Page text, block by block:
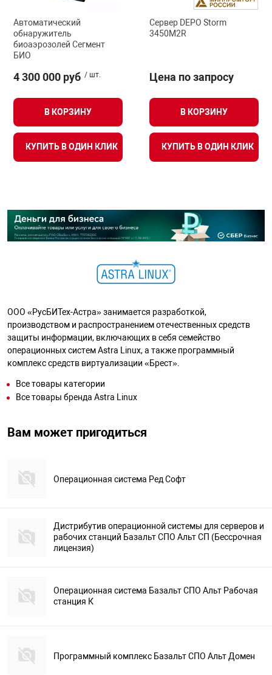
Автоматический
обнаружитель
биоаэрозолей Сегмент
БИО
4 300 000 руб / шт.
В КОРЗИНУ
КУПИТЬ В ОДИН КЛИК
Сервер DEPO Storm
3450M2R
Цена по запросу
В КОРЗИНУ
КУПИТЬ В ОДИН КЛИК
ООО «РусБИТех-Астра» занимается разработкой,
производством и распространением отечественных средств
защиты информации, включающих в себя семейство
операционных систем Astra Linux, а также программный
комплекс средств виртуализации «Брест».
Все товары категории
Все товары бренда Astra Linux
Вам может пригодиться
Операционная система Ред Софт
Дистрибутив операционной системы для серверов и
рабочих станций Базальт СПО Альт СП (Бессрочная
лицензия)
Операционная система Базальт СПО Альт Рабочая
станция К
Программный комплекс Базальт СПО Альт Домен